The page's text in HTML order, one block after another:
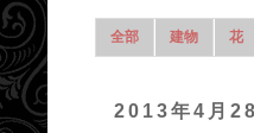
全部 建物 花
2013年4月